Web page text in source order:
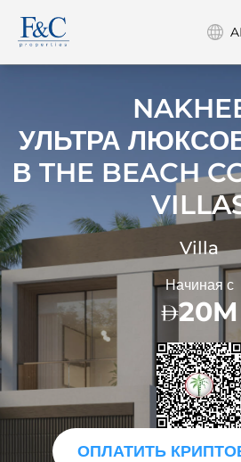
УЛЬТРА
В THE BEACH
Villa
Начиная с
20M
ОПЛАТИТЬ